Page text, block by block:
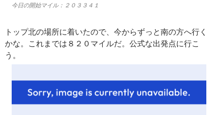
今日の開始マイル：２０３３４１
トップ北の場所に着いたので、今からずっと南の方へ行く
かな。これまでは８２０マイルだ。公式な出発点に行こ
う。